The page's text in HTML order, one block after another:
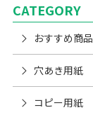
CATEGORY
おすすめ商品
穴あき用紙
コピー用紙